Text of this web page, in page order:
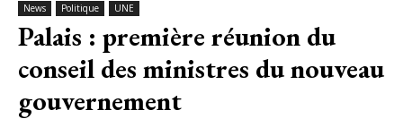
News Politique UNE
Palais : première réunion du
conseil des ministres du nouveau
gouvernement